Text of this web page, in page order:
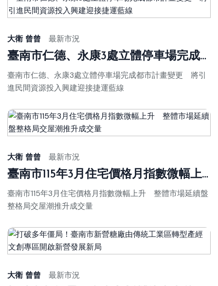
大衛 曾曾 最新市況
臺南市仁德、永康3處立體停車場完成都市計畫變更 將引進民間資源投入興建迎接捷運藍線
臺南市仁德、永康3處立體停車場完成都市計畫變更 將引
進民間資源投入興建迎接捷運藍線
大衛 曾曾 最新市況
臺南市115年3月住宅價格月指數微幅上升 整體市場延續盤整格局交屋潮推升成交量
臺南市115年3月住宅價格月指數微幅上升 整體市場延續盤
整格局交屋潮推升成交量
大衛 曾曾 最新市況